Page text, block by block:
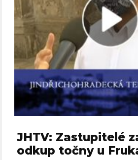
JHTV: Zastupitelé
odkup točny u